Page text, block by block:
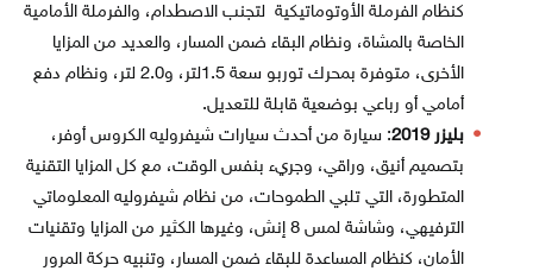
كنظام الفرملة الأوتوماتيكية لتجنب الاصطدام، والفرملة الأمامية
الخاصة بالمشاة، ونظام البقاء ضمن المسار، والعديد من المزايا
الأخرى، متوفرة بمحرك توربو سعة 1.5لتر، و2.0 لتر، ونظام دفع
أمامي أو رباعي بوضعية قابلة للتعديل.
بليزر 2019
: سيارة من أحدث سيارات شيفروليه الكروس أوفر،
بتصميم أنيق، وراقي، وجريء بنفس الوقت، مع كل المزايا التقنية
المتطورة، التي تلبي الطموحات، من نظام شيفروليه المعلوماتي
الترفيهي، وشاشة لمس 8 إنش، وغيرها الكثير من المزايا وتقنيات
الأمان، كنظام المساعدة للبقاء ضمن المسار، وتنبيه حركة المرور